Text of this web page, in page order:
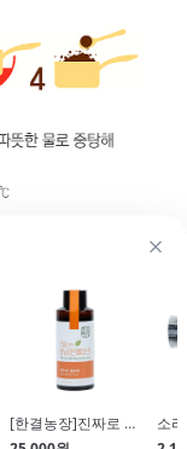
[한결농장]진짜로 만든 바닐라빈 페이스트(100ml)